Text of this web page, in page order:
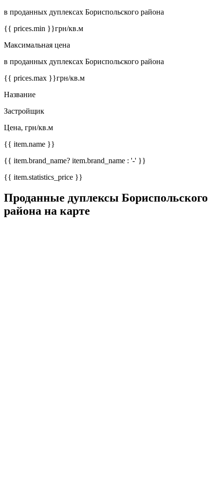
в проданных дуплексах Бориспольского района
{{ prices.min }}грн/кв.м
Максимальная цена
в проданных дуплексах Бориспольского района
{{ prices.max }}грн/кв.м
Название
Застройщик
Цена, грн/кв.м
{{ item.name }}
{{ item.brand_name? item.brand_name : '-' }}
{{ item.statistics_price }}
Проданные дуплексы Бориспольского
района на карте